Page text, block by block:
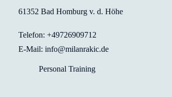
61352 Bad Homburg v. d. Höhe
Telefon: +49726909712
E-Mail: info@milanrakic.de
Personal Training